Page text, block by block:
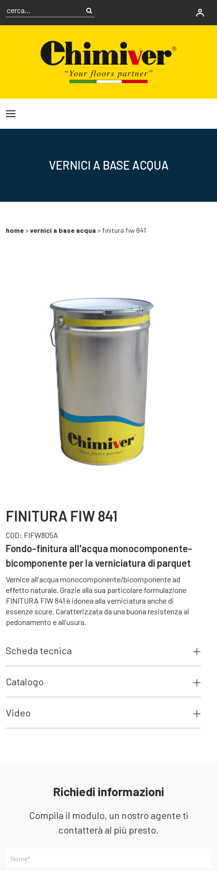
VERNICI A BASE ACQUA
home>vernici a base acqua > finitura fiw 841
FINITURA FIW 841
COD: FIFW805A
Fondo-finitura all'acqua monocomponente-
bicomponente per la verniciatura di parquet
Vernice all'acqua monocomponente/bicomponente ad
effetto naturale. Grazie alla sua particolare formulazione
FINITURA FIW 841 è idonea alla verniciatura anche di
essenze scure. Caratterizzata da una buona resistenza al
pedonamento e all'usura.
Scheda tecnica
Catalogo
Video
Richiedi informazioni
Compila il modulo, un nostro agente ti
contatterà al più presto.